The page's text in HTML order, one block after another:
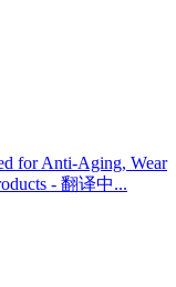
for Anti-Aging, Wear
- 翻译中...